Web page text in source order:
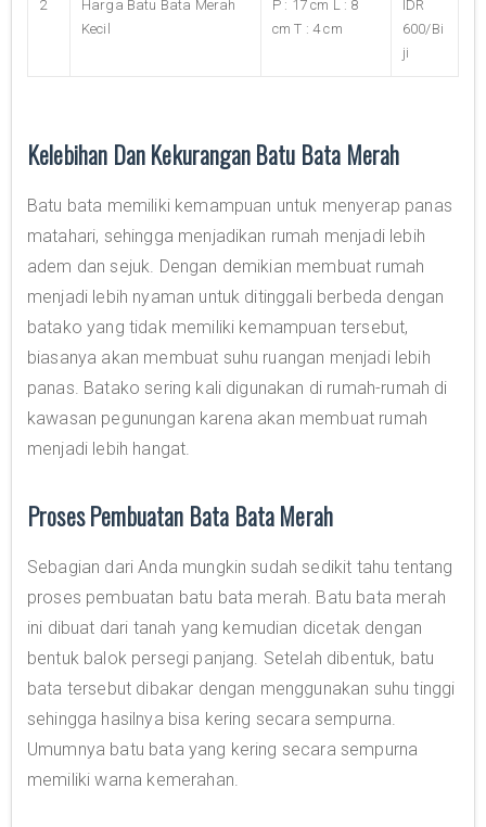
2
Harga Batu Bata Merah
Kecil
P : 17 cm L : 8
cm T : 4 cm
IDR
600/Bi
ji
Kelebihan Dan Kekurangan Batu Bata Merah
Batu bata memiliki kemampuan untuk menyerap panas
matahari, sehingga menjadikan rumah menjadi lebih
adem dan sejuk. Dengan demikian membuat rumah
menjadi lebih nyaman untuk ditinggali berbeda dengan
batako yang tidak memiliki kemampuan tersebut,
biasanya akan membuat suhu ruangan menjadi lebih
panas. Batako sering kali digunakan di rumah-rumah di
kawasan pegunungan karena akan membuat rumah
menjadi lebih hangat.
Proses Pembuatan Bata Bata Merah
Sebagian dari Anda mungkin sudah sedikit tahu tentang
proses pembuatan batu bata merah. Batu bata merah
ini dibuat dari tanah yang kemudian dicetak dengan
bentuk balok persegi panjang. Setelah dibentuk, batu
bata tersebut dibakar dengan menggunakan suhu tinggi
sehingga hasilnya bisa kering secara sempurna.
Umumnya batu bata yang kering secara sempurna
memiliki warna kemerahan.